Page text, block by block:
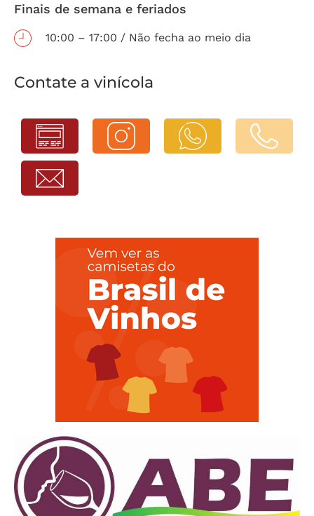
Finais de semana e feriados
10:00 – 17:00 / Não fecha ao meio dia
Contate a vinícola